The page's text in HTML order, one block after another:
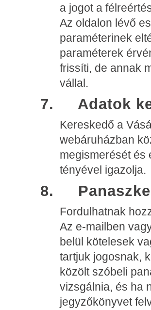
a jogot a
Az oldalon lévő
paraméterinek
paraméterek
frissíti, de annak
vállal.
7. Adatok
Kereskedő a
webáruházban
megismerését és
tényével igazolja.
8.
Fordulhatnak
Az e-mailben
belül kötelesek
tartjuk jogosnak,
közölt szóbeli
vizsgálnia, és ha
jegyzőkönyvet